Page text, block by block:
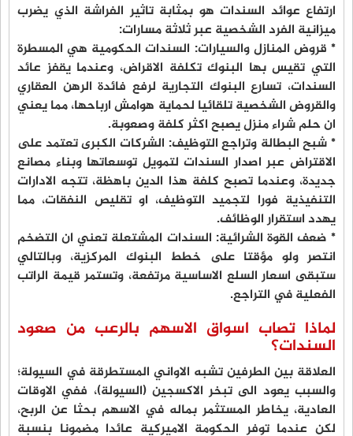
ارتفاع عوائد السندات هو بمثابة تاثير الفراشة الذي يضرب
ميزانية الفرد الشخصية عبر ثلاثة مسارات:
* قروض المنازل والسيارات: السندات الحكومية هي المسطرة
التي تقيس بها البنوك تكلفة الاقراض، وعندما يقفز عائد
السندات، تسارع البنوك التجارية لرفع فائدة الرهن العقاري
والقروض الشخصية تلقائيا لحماية هوامش ارباحها، مما يعني
ان حلم شراء منزل يصبح اكثر كلفة وصعوبة.
* شبح البطالة وتراجع التوظيف: الشركات الكبرى تعتمد على
الاقتراض عبر اصدار السندات لتمويل توسعاتها وبناء مصانع
جديدة، وعندما تصبح كلفة هذا الدين باهظة، تتجه الادارات
التنفيذية فورا لتجميد التوظيف، او تقليص النفقات، مما
يهدد استقرار الوظائف.
* ضعف القوة الشرائية: السندات المشتعلة تعني ان التضخم
انتصر ولو مؤقتا على خطط البنوك المركزية، وبالتالي
ستبقى اسعار السلع الاساسية مرتفعة، وتستمر قيمة الراتب
الفعلية في التراجع.
لماذا تصاب اسواق الاسهم بالرعب من صعود
السندات؟
العلاقة بين الطرفين تشبه الاواني المستطرقة في السيولة؛
والسبب يعود الى تبخر الاكسجين (السيولة)، ففي الاوقات
العادية، يخاطر المستثمر بماله في الاسهم بحثا عن الربح،
لكن عندما توفر الحكومة الاميركية عائدا مضمونا بنسبة